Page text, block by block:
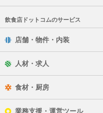
飲食店ドットコムのサービス
店舗・物件・内装
人材・求人
食材・厨房
業務支援・運営ツール